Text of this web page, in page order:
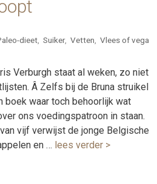
dieet, Suiker, Vetten, Vlees of vega
Verburgh staat al weken, zo niet
Â Zelfs bij de Bruna struikel
boek waar toch behoorlijk wat
ons voedingspatroon in staan.
vijf verwijst de jonge Belgische
en … lees verder >